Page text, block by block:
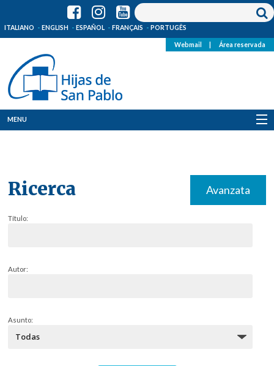
ITALIANO ENGLISH ESPAÑOL FRANÇAIS PORTUGÊS
Webmail Área reservada
MENU
Ricerca Avanzata
Título:
Autor:
Asunto: